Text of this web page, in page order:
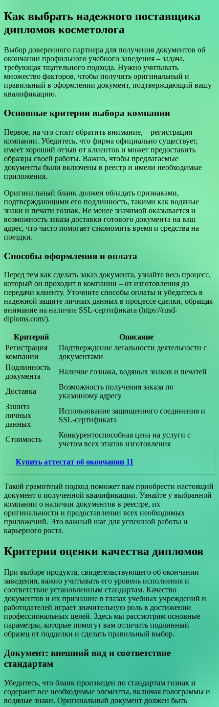
Как выбрать надежного поставщика
дипломов косметолога
Выбор доверенного партнера для получения документов об
окончании профильного учебного заведения – задача,
требующая тщательного подхода. Нужно учитывать
множество факторов, чтобы получить оригинальный и
правильный в оформлении документ, подтверждающий вашу
квалификацию.
Основные критерии выбора компании
Первое, на что стоит обратить внимание, – регистрация
компании. Убедитесь, что фирма официально существует,
имеет хороший отзыв от клиентов и может предоставить
образцы своей работы. Важно, чтобы предлагаемые
документы были включены в реестр и имели необходимые
приложения.
Оригинальный бланк должен обладать признаками,
подтверждающими его подлинность, такими как водяные
знаки и печати гознак. Не менее значимой оказывается и
возможность заказа доставки готового документа на ваш
адрес, что часто помогает сэкономить время и средства на
поездки.
Способы оформления и оплата
Перед тем как сделать заказ документа, узнайте весь процесс,
который он проходит в компании – от изготовления до
передачи клиенту. Уточните способы оплаты и убедитесь в
надежной защите личных данных в процессе сделки, обращая
внимание на наличие SSL-сертификата (https://rusd-
diploms.com/).
Критерий
Описание
Регистрация
компании
Подтверждение легальности деятельности с
документами
Подлинность
документа
Наличие гознака, водяных знаков и печатей
Доставка
Возможность получения заказа по
указанному адресу
Зашита
личных
данных
Использование защищенного соединения и
SSL-сертификата
Стоимость
Конкурентоспособная цена на услуги с
учетом всех этапов изготовления
Купить аттестат об окончании 11
Такой грамотный подход поможет вам приобрести настоящий
документ о полученной квалификации. Узнайте у выбранной
компании о наличии документов в реестре, их
оригинальности и предоставлении всех необходимых
приложений. Это важный шаг для успешной работы и
карьерного роста.
Критерии оценки качества дипломов
При выборе продукта, свидетельствующего об окончании
заведения, важно учитывать его уровень исполнения и
соответствие установленным стандартам. Качество
документов и их признание в глазах учебных учреждений и
работодателей играет значительную роль в достижении
профессиональных целей. Здесь мы рассмотрим основные
параметры, которые помогут вам отличить подлинный
образец от подделки и сделать правильный выбор.
Документ: внешний вид и соответствие
стандартам
Убедитесь, что бланк произведен по стандартам гознак и
содержит все необходимые элементы, включая голограммы и
водяные знаки. Оригинальный документ должен быть